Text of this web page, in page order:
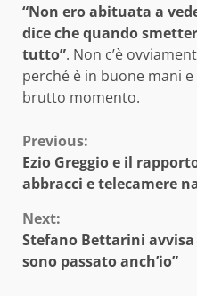
“Non ero abituata a
dice che quando
tutto”. Non c’è
perché è in buone mani
brutto momento.
Continue
Reading
Previous:
Ezio Greggio e il
abbracci e telecamere
Next:
Stefano Bettarini avvisa
sono passato anch’io”